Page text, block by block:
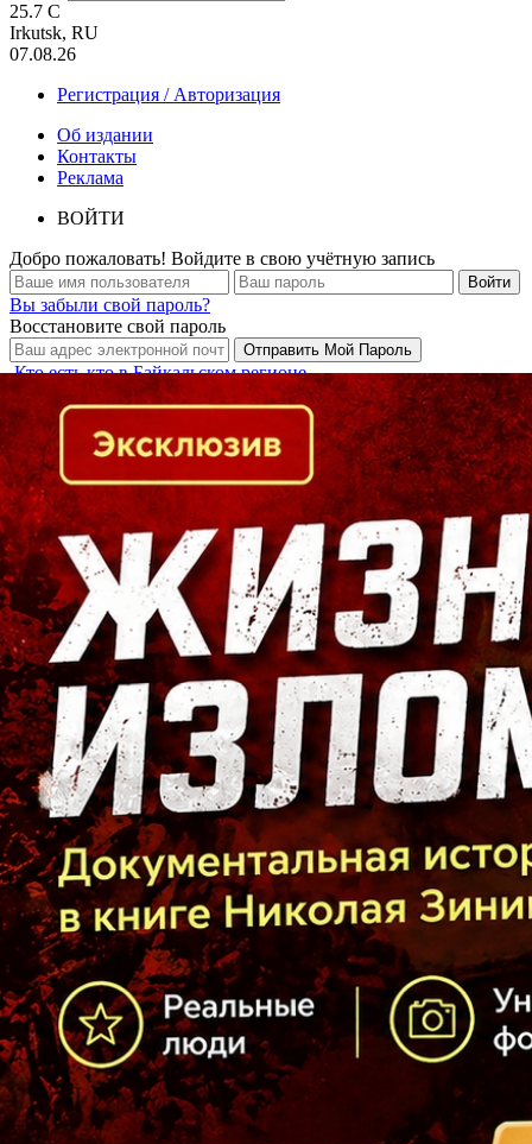
25.7 C
Irkutsk, RU
07.08.26
Регистрация / Авторизация
Об издании
Контакты
Реклама
ВОЙТИ
Добро пожаловать! Войдите в свою учётную запись
Вы забыли свой пароль?
Восстановите свой пароль
Кто есть кто в Байкальском регионе